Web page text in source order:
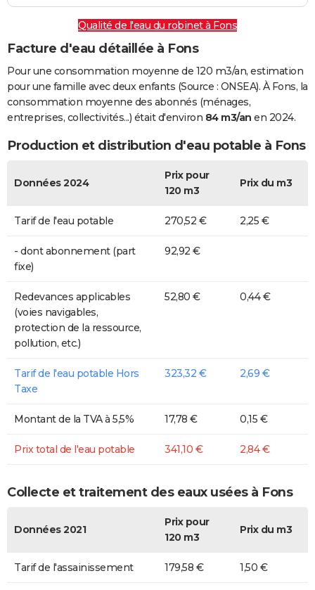
Qualité de l'eau du robinet à Fons
Facture d'eau détaillée à Fons
Pour une consommation moyenne de 120 m3/an, estimation
pour une famille avec deux enfants (Source : ONSEA). À Fons, la
consommation moyenne des abonnés (ménages,
entreprises, collectivités...) était d'environ 84 m3/an en 2024.
Production et distribution d'eau potable à Fons
Données 2024
Prix pour
120 m3
Prix du m3
Tarif de l'eau potable 270,52 € 2,25 €
- dont abonnement (part
fixe)
92,92 €
Redevances applicables
(voies navigables,
protection de la ressource,
pollution, etc.)
52,80 € 0,44 €
Tarif de l'eau potable Hors
Taxe
323,32 € 2,69 €
Montant de la TVA à 5,5% 17,78 € 0,15 €
Prix total de l'eau potable 341,10 € 2,84 €
Collecte et traitement des eaux usées à Fons
Données 2021
Prix pour
120 m3
Prix du m3
Tarif de l'assainissement 179,58 € 1,50 €